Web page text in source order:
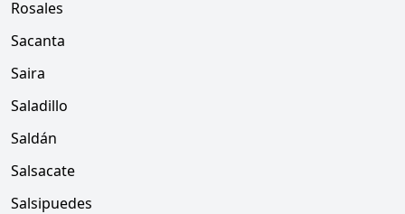
Rosales
Sacanta
Saira
Saladillo
Saldán
Salsacate
Salsipuedes